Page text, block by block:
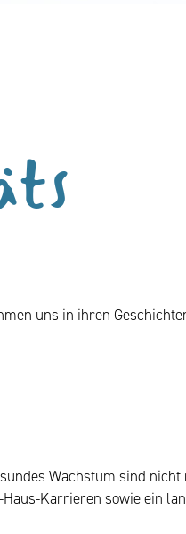
uns in ihren
Wachstum sind
Karrieren sowie ein